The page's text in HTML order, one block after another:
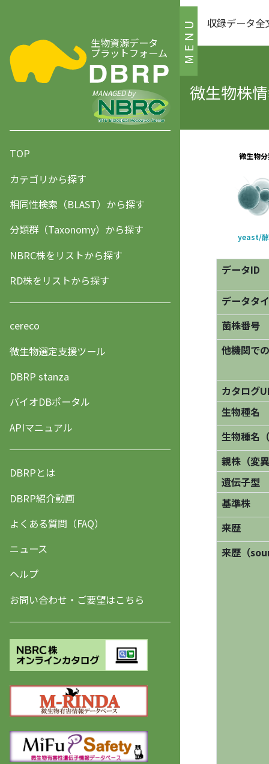
MENU
生物資源データ
プラットフォーム
MANAGED by
TOP
カテゴリから探す
相同性検索（BLAST）から探す
分類群（Taxonomy）から探す
NBRC株をリストから探す
RD株をリストから探す
cereco
微生物選定支援ツール
DBRP stanza
バイオDBポータル
APIマニュアル
DBRPとは
DBRP紹介動画
よくある質問（FAQ）
ニュース
ヘルプ
お問い合わせ・ご要望はこちら
収録データ全
微生物株
データID
データタ
菌株番号
他機関で
カタログ
生物種名
生物種名
親株（変
遺伝子型
基準株
来歴
来歴（